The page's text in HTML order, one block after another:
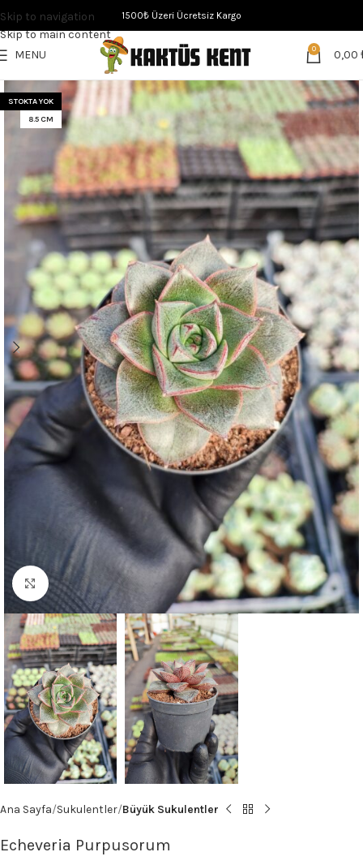
Skip to navigation
Skip to main content
1500₺ Üzeri Ücretsiz Kargo
MENU 0 0,00
STOKTA YOK
8.5 CM
Click to enlarge
Ana Sayfa Sukulentler Büyük Sukulentler
Echeveria Purpusorum